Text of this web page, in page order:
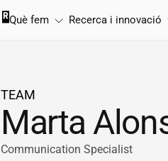
Què fem Recerca i innovació
TEAM
Marta
Communication Specialist